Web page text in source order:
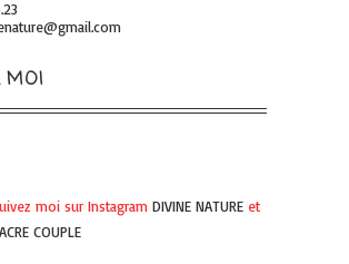
MOI
moi sur Instagram DIVINE NATURE et
COUPLE